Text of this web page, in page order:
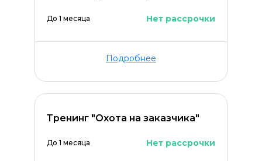
До 1 месяца Нет рассрочки
Подробнее
Тренинг "Охота на заказчика"
До 1 месяца Нет рассрочки